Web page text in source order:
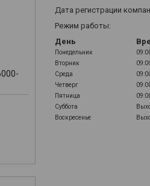
Дата регистрации
Режим работы:
День
Понедельник
Вторник
Среда
Четверг
Пятница
Суббота
Воскресенье